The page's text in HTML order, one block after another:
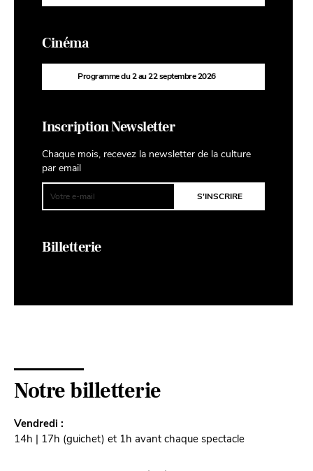
Cinéma
Programme du 2 au 22 septembre 2026
Inscription Newsletter
Chaque mois, recevez la newsletter de la culture
par email
Billetterie
Notre billetterie
Vendredi :
14h | 17h (guichet) et 1h avant chaque spectacle